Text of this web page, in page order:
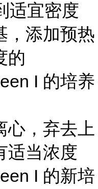
适宜密度
，添加预热
的
I 的培养
心，弃去上
适当浓度
I 的新培